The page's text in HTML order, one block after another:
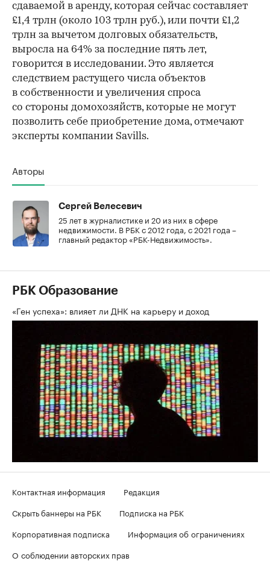
сдаваемой в аренду, которая сейчас составляет
£1,4 трлн (около 103 трлн руб.), или почти £1,2
трлн за вычетом долговых обязательств,
выросла на 64% за последние пять лет,
говорится в исследовании. Это является
следствием растущего числа объектов
в собственности и увеличения спроса
со стороны домохозяйств, которые не могут
позволить себе приобретение дома, отмечают
эксперты компании Savills.
Авторы
Сергей Велесевич
25 лет в журналистике и 20 из них в сфере
недвижимости. В РБК с 2012 года, с 2021 года –
главный редактор «РБК-Недвижимость».
РБК Образование
«Ген успеха»: влияет ли ДНК на карьеру и доход
Контактная информация
Редакция
Скрыть баннеры на РБК
Подписка на РБК
Корпоративная подписка
Информация об ограничениях
О соблюдении авторских прав